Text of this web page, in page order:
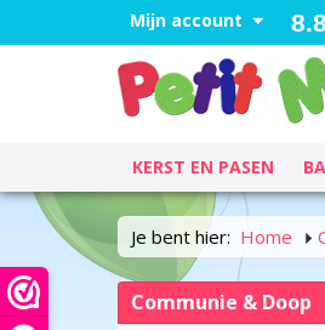
Mijn account 8.8
KERST EN PASEN
Je bent hier: Home
Communie & Doop